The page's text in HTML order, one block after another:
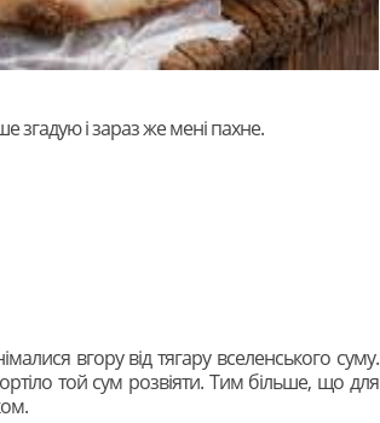
згадую і зараз же мені пахне.
вгору від тягару вселенського суму.
той сум розвіяти. Тим більше, що для